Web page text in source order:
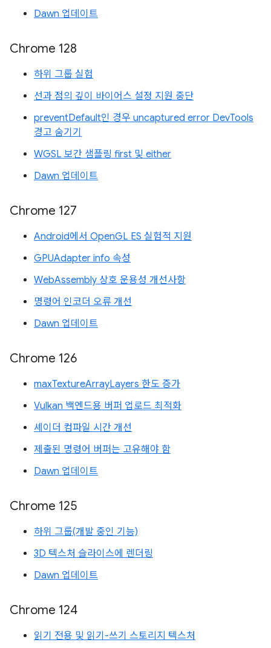
Dawn 업데이트
Chrome 128
하위 그룹 실험
선과 점의 깊이 바이어스 설정 지원 중단
preventDefault인 경우 uncaptured error DevTools
경고 숨기기
WGSL 보간 샘플링 first 및 either
Dawn 업데이트
Chrome 127
Android에서 OpenGL ES 실험적 지원
GPUAdapter info 속성
WebAssembly 상호 운용성 개선사항
명령어 인코더 오류 개선
Dawn 업데이트
Chrome 126
maxTextureArrayLayers 한도 증가
Vulkan 백엔드용 버퍼 업로드 최적화
셰이더 컴파일 시간 개선
제출된 명령어 버퍼는 고유해야 함
Dawn 업데이트
Chrome 125
하위 그룹(개발 중인 기능)
3D 텍스처 슬라이스에 렌더링
Dawn 업데이트
Chrome 124
읽기 전용 및 읽기-쓰기 스토리지 텍스처